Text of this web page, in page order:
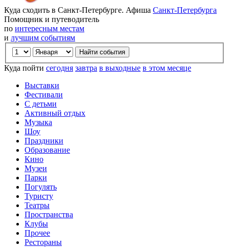
Куда сходить в Санкт-Петербурге. Афиша Санкт-Петербурга
Помощник и путеводитель
по интересным местам
и лучшим событиям
Куда пойти сегодня завтра в выходные в этом месяце
Выставки
Фестивали
С детьми
Активный отдых
Музыка
Шоу
Праздники
Образование
Кино
Музеи
Парки
Погулять
Туристу
Театры
Пространства
Клубы
Прочее
Рестораны